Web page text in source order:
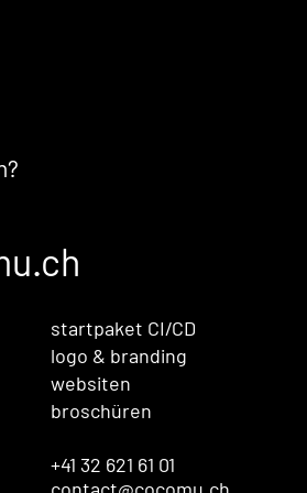
+41 32 621 61 01
startpaket CI/CD
logo & branding
websiten
broschüren